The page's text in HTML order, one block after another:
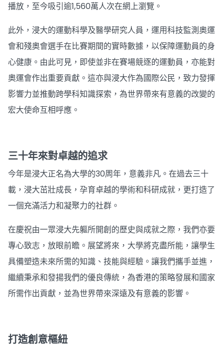
播放，至今吸引逾1,560萬人次在網上瀏覽。
此外，浸大的運動科學及醫學研究人員，運用科技監測奧運
會和殘奧會選手在比賽期間的實時數據，以保障運動員的身
心健康。由此可見，即使並非在賽場競逐的運動員，亦能對
奧運會作出重要貢獻。這亦與浸大作為國際公民，致力發揮
影響力並推動跨學科知識探索，為世界帶來有意義的改變的
宏大使命互相呼應。
三十年來對卓越的追求
今年是浸大正名為大學的30周年，意義非凡。在過去三十
載，浸大茁壯成長，孕育卓越的學術和科研成就，更打造了
一個充滿活力和凝聚力的社群。
在慶祝由一眾浸大先軀所開創的歷史與成就之際，我們亦要
專心致志，放眼前瞻。展望將來，大學將克盡所能，讓學生
具備塑造未來所需的知識、技能與經驗。讓我們攜手並進，
繼續秉承和發揚我們的優良傳統，為香港的策略發展和國家
所需作出貢獻，並為世界帶來深遠及有意義的影響。
打造創意樞紐